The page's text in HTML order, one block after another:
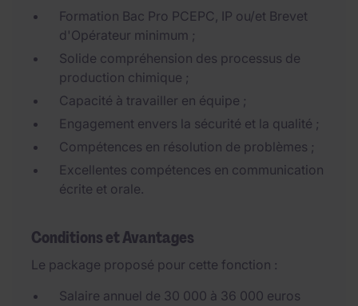
Formation Bac Pro PCEPC, IP ou/et Brevet
d'Opérateur minimum ;
Solide compréhension des processus de
production chimique ;
Capacité à travailler en équipe ;
Engagement envers la sécurité et la qualité ;
Compétences en résolution de problèmes ;
Excellentes compétences en communication
écrite et orale.
Conditions et Avantages
Le package proposé pour cette fonction :
Salaire annuel de 30 000 à 36 000 euros